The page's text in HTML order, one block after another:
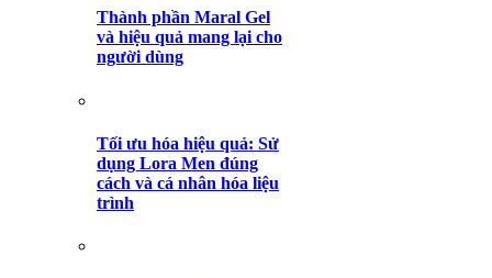
Thành phần Maral Gel
và hiệu quả mang lại cho
người dùng
Tối ưu hóa hiệu quả: Sử
dụng Lora Men đúng
cách và cá nhân hóa liệu
trình